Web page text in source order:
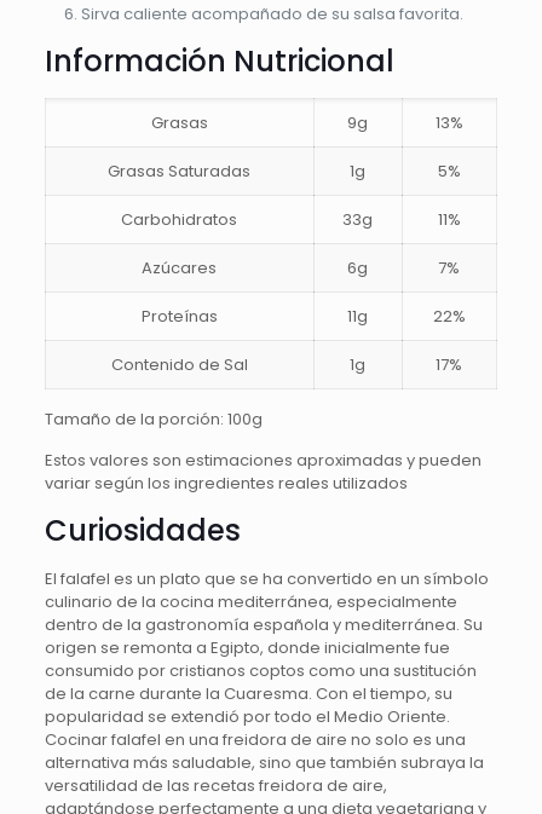
Sirva caliente acompañado de su salsa favorita.
Información Nutricional
Grasas 9g 13%
Grasas Saturadas 1g 5%
Carbohidratos 33g 11%
Azúcares 6g 7%
Proteínas 11g 22%
Contenido de Sal 1g 17%
Tamaño de la porción: 100g
Estos valores son estimaciones aproximadas y pueden
variar según los ingredientes reales utilizados
Curiosidades
El falafel es un plato que se ha convertido en un símbolo
culinario de la cocina mediterránea, especialmente
dentro de la gastronomía española y mediterránea. Su
origen se remonta a Egipto, donde inicialmente fue
consumido por cristianos coptos como una sustitución
de la carne durante la Cuaresma. Con el tiempo, su
popularidad se extendió por todo el Medio Oriente.
Cocinar falafel en una freidora de aire no solo es una
alternativa más saludable, sino que también subraya la
versatilidad de las recetas freidora de aire,
adaptándose perfectamente a una dieta vegetariana y